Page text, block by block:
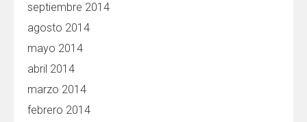
septiembre 2014
agosto 2014
mayo 2014
abril 2014
marzo 2014
febrero 2014